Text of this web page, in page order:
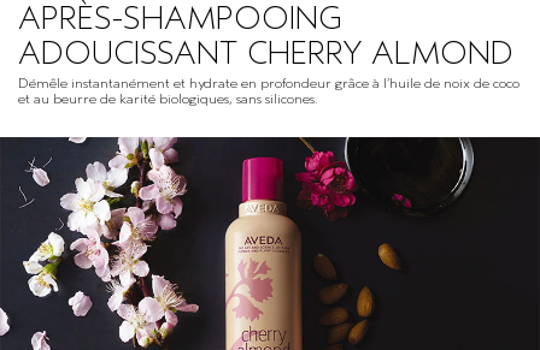
APRÈS-SHAMPOOING
ADOUCISSANT CHERRY ALMOND
Démêle instantanément et hydrate en profondeur grâce à l’huile de noix de coco
et au beurre de karité biologiques, sans silicones.